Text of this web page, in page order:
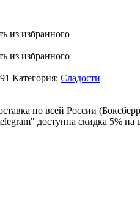
из избранного
из избранного
Категория: Сладости
по всей России
доступна скидка 5% на